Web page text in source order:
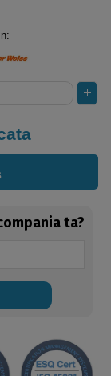
ta?